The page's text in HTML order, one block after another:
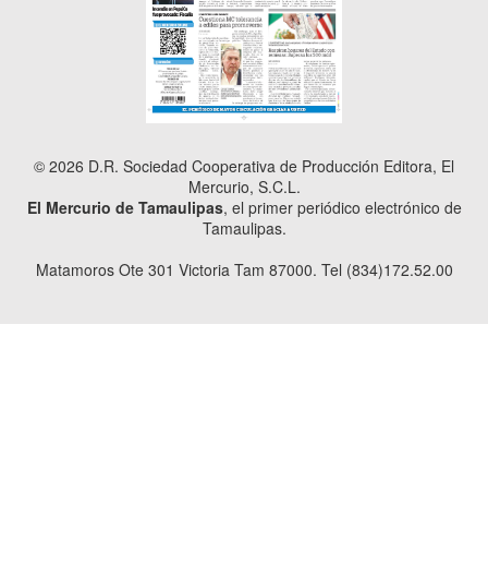
© 2026 D.R. Sociedad Cooperativa de Producción Editora, El
Mercurio, S.C.L.
El Mercurio de Tamaulipas, el primer periódico electrónico de
Tamaulipas.
Matamoros Ote 301 Victoria Tam 87000. Tel (834)172.52.00